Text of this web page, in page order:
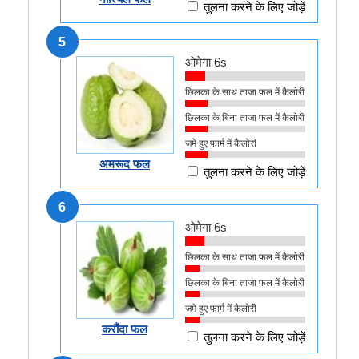
तुलना करने के लिए जोड़ें
5
अमरूद फल
ओमेगा 6s
छिलका के साथ ताजा फल में कैलोरी
छिलका के बिना ताजा फल में कैलोरी
जमे हुए फार्म में कैलोरी
तुलना करने के लिए जोड़ें
6
करौंदा फल
ओमेगा 6s
छिलका के साथ ताजा फल में कैलोरी
छिलका के बिना ताजा फल में कैलोरी
जमे हुए फार्म में कैलोरी
तुलना करने के लिए जोड़ें